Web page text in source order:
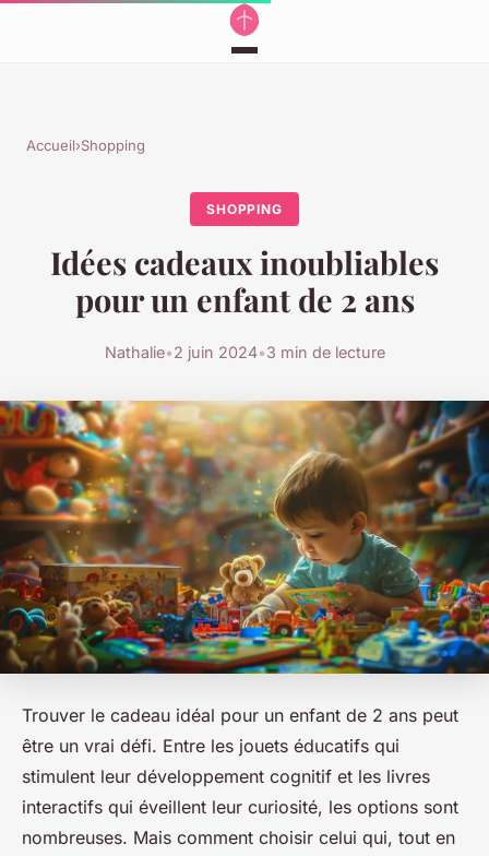
Accueil›Shopping
SHOPPING
Idées cadeaux inoubliables
pour un enfant de 2 ans
Nathalie•2 juin 2024•3 min de lecture
Trouver le cadeau idéal pour un enfant de 2 ans peut
être un vrai défi. Entre les jouets éducatifs qui
stimulent leur développement cognitif et les livres
interactifs qui éveillent leur curiosité, les options sont
nombreuses. Mais comment choisir celui qui, tout en